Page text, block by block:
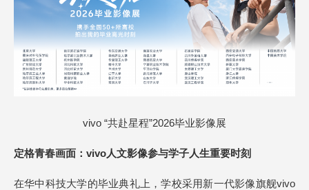
vivo “共赴星程”2026毕业影像展
定格青春画面 ： vivo人文影像参与学子人生重要时刻
在华中科技大学的毕业典礼上，学校采用新一代影像旗舰vivo